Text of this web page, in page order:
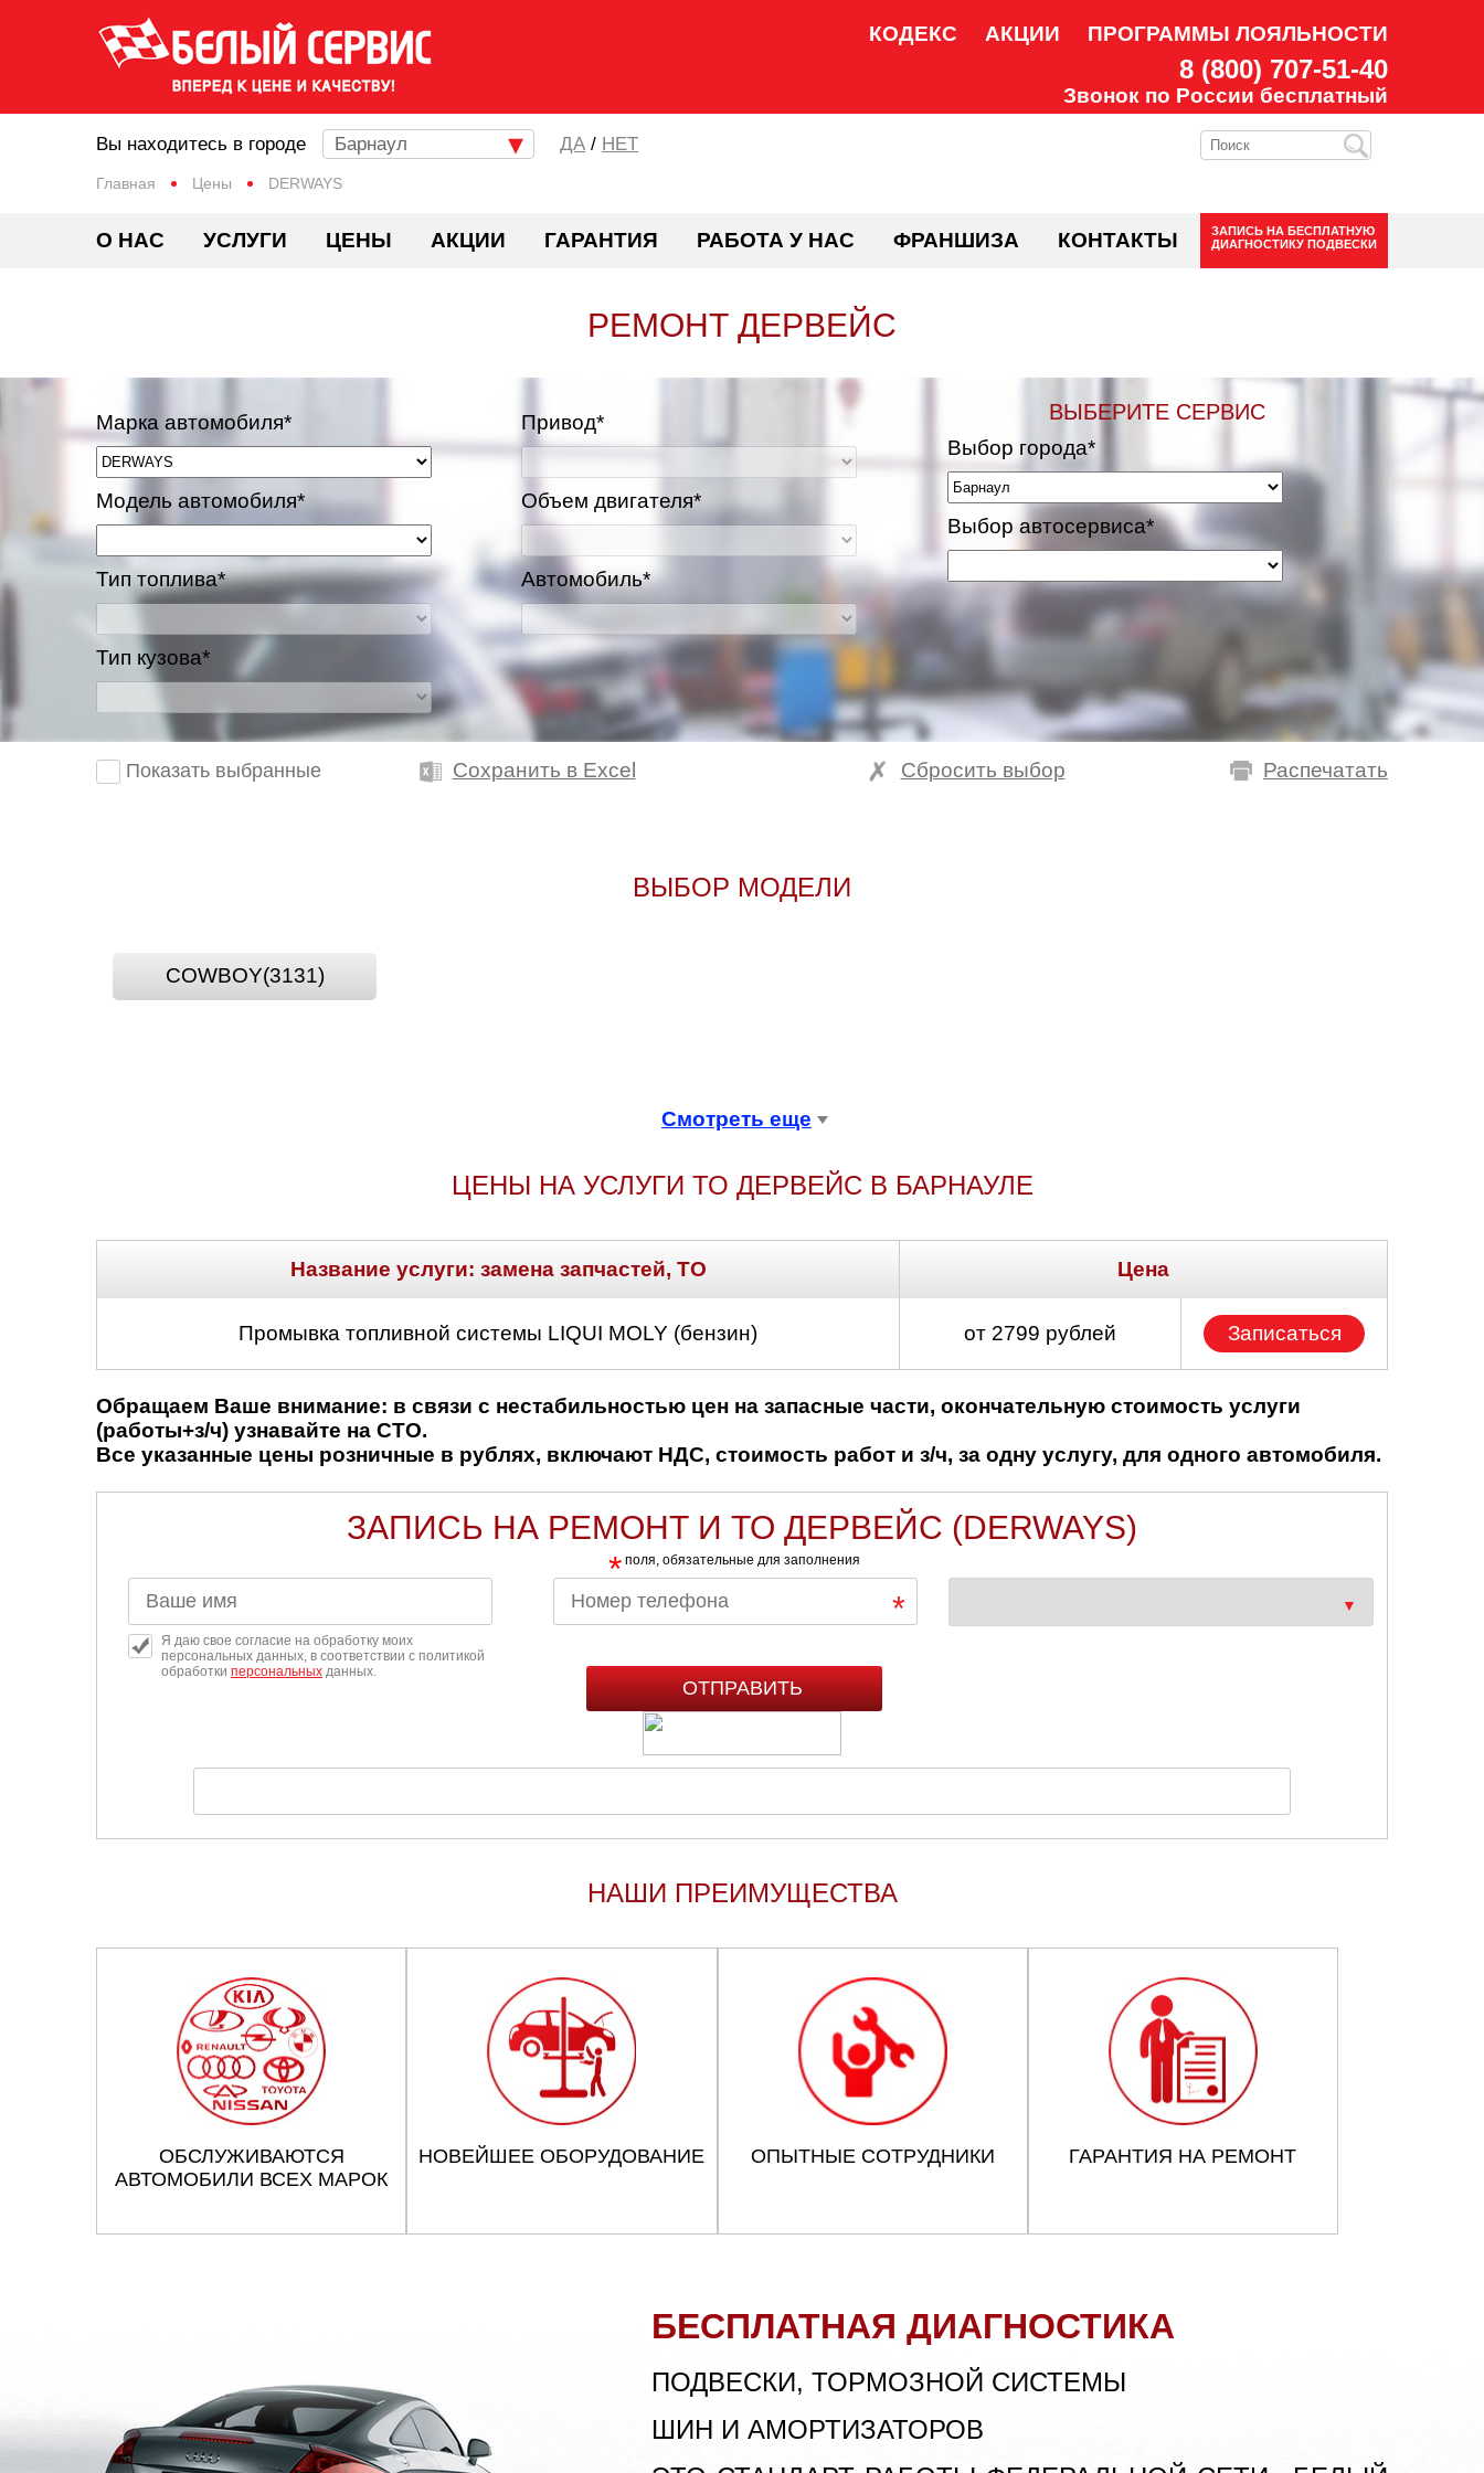
КОДЕКС АКЦИИ ПРОГРАММЫ ЛОЯЛЬНОСТИ
8 (800) 707-51-40
Звонок по России бесплатный
Главная Цены DERWAYS
Вы находитесь в городе Барнаул / НЕТ
О НАС УСЛУГИ ЦЕНЫ АКЦИИ ГАРАНТИЯ РАБОТА У НАС ФРАНШИЗА КОНТАКТЫ ЗАПИСЬ НА БЕСПЛАТНУЮ
ДИАГНОСТИКУ ПОДВЕСКИ
РЕМОНТ ДЕРВЕЙС
Марка автомобиля*
Модель автомобиля*
Тип топлива*
Тип кузова*
Привод*
Объем двигателя*
Автомобиль*
ВЫБЕРИТЕ СЕРВИС
Выбор города*
Выбор автосервиса*
Показать выбранные Сохранить в Excel Распечатать
Сбросить выбор
ВЫБОР МОДЕЛИ
COWBOY(3131)
Смотреть еще
ЦЕНЫ НА УСЛУГИ ТО ДЕРВЕЙС В БАРНАУЛЕ
Название услуги: замена запчастей, ТО Цена
Промывка топливной системы LIQUI MOLY (бензин) от 2799 рублей Записаться
Обращаем Ваше внимание: в связи с нестабильностью цен на запасные части, окончательную стоимость услуги
(работы+з/ч) узнавайте на СТО.
Все указанные цены розничные в рублях, включают НДС, стоимость работ и з/ч, за одну услугу, для одного автомобиля.
ЗАПИСЬ НА РЕМОНТ И ТО ДЕРВЕЙС (DERWAYS)
* поля, обязательные для заполнения
Я даю свое согласие на обработку моих
персональных данных, в соответствии с политикой
обработки персональных данных.
НАШИ ПРЕИМУЩЕСТВА
ОБСЛУЖИВАЮТСЯ
АВТОМОБИЛИ ВСЕХ МАРОК
НОВЕЙШЕЕ ОБОРУДОВАНИЕ ОПЫТНЫЕ СОТРУДНИКИ ГАРАНТИЯ НА РЕМОНТ
БЕСПЛАТНАЯ ДИАГНОСТИКА
ПОДВЕСКИ, ТОРМОЗНОЙ СИСТЕМЫ
ШИН И АМОРТИЗАТОРОВ